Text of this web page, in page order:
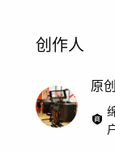
创作人
原